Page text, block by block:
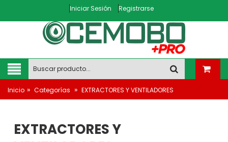
Iniciar Sesión Registrarse
Inicio » Categorías » EXTRACTORES Y VENTILADORES
EXTRACTORES Y